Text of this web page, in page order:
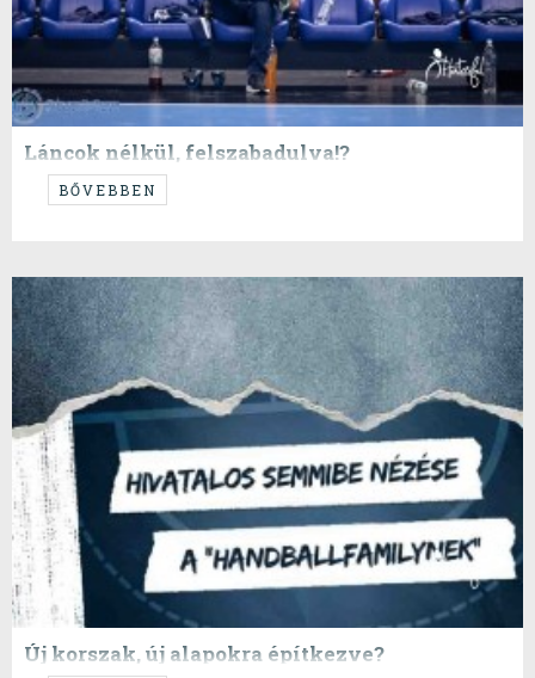
Láncok nélkül, felszabadulva!?
avagy Kárpáti Krisztián esélye
BŐVEBBEN
Új korszak, új alapokra építkezve?